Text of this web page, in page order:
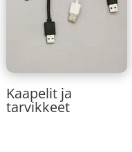
Kaapelit ja
tarvikkeet